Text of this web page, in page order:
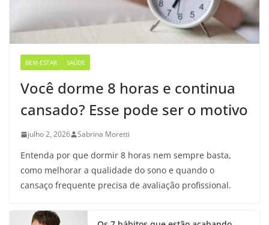
BEM-ESTAR SAÚDE
Você dorme 8 horas e continua
cansado? Esse pode ser o motivo
julho 2, 2026 Sabrina Moretti
Entenda por que dormir 8 horas nem sempre basta,
como melhorar a qualidade do sono e quando o
cansaço frequente precisa de avaliação profissional.